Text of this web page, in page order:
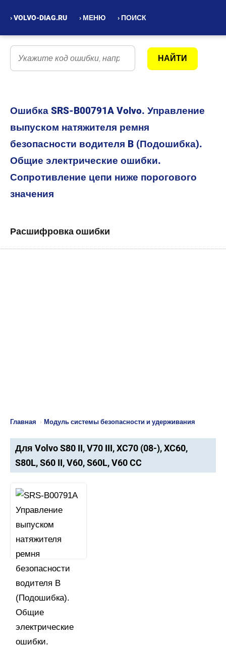
› VOLVO-DIAG.RU › МЕНЮ › ПОИСК
Ошибка SRS-B00791A Volvo. Управление
выпуском натяжителя ремня
безопасности водителя B (Подошибка).
Общие электрические ошибки.
Сопротивление цепи ниже порогового
значения
Расшифровка ошибки
Главная › Модуль системы безопасности и удерживания
Для Volvo S80 II, V70 III, XC70 (08-), XC60,
S80L, S60 II, V60, S60L, V60 CC